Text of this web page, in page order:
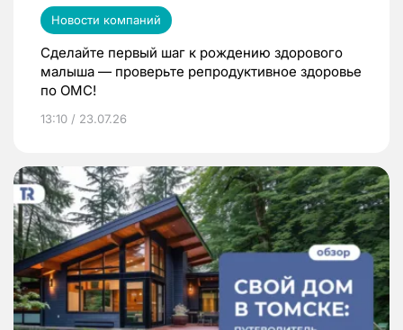
Новости компаний
Сделайте первый шаг к рождению здорового
малыша — проверьте репродуктивное здоровье
по ОМС!
13:10 / 23.07.26